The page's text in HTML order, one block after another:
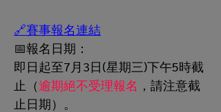
🔗賽事報名連結
📅報名日期：
即日起至7月3日(星期三)下午5時截
止（逾期絕不受理報名 ，請注意截
止日期）。